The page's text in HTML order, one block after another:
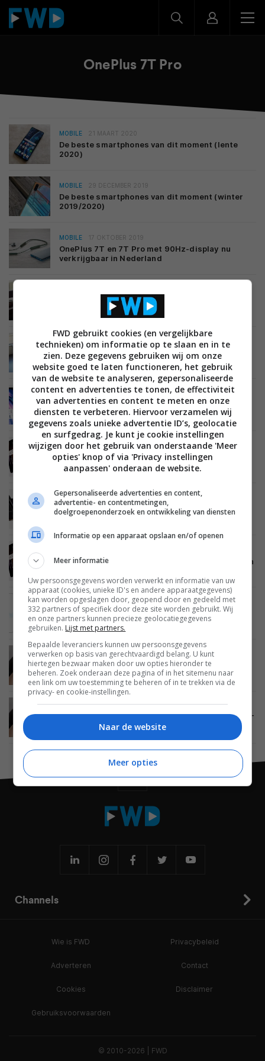
OnePlus 7T Pro
MOBILE 21 MAART 2020
De beste smartphones van dit moment (lente
2020)
MOBILE 29 DECEMBER 2019
De beste smartphones van dit moment (winter
2019/2020)
MOBILE 17 OKTOBER 2019
OnePlus 7T en 7T Pro met 90Hz-display nu
verkrijgbaar in Nederland
Review: OnePlus 7T Pro – mag er ook zeker zijn
MOBILE 10 OKTOBER 2019
OnePlus 6 en 6T krijgen later deze maand
Android 10
MOBILE 24 SEPTEMBER 2019
OnePlus bevestigt opslag- en werkgeheugen
voor OnePlus 7T en 7T Pro
MOBILE 16 SEPTEMBER 2019
‘Specificaties OnePlus 7T en OnePlus 7T Pro
gelekt’ (update)
MOBILE 07 SEPTEMBER 2019
Eerstvolgende OnePlus-telefoon wordt minder
duur
‘OnePlus 7T Pro-renders laten bekend design en
MOBILE 23 AUGUSTUS 2019
‘OnePlus 7T Pro krijgt een circulaire
cameramodule’
MOBILE 12 AUGUSTUS 2019
‘Onthulling OnePlus 7T Pro vindt plaats op 15
oktober’
MOBILE 06 AUGUSTUS 2019
Gelekte afbeeldingen tonen mogelijk OnePlus 7T
Channels
Wie is FWD Privacybeleid
Adverteren Contact
Cookies Disclaimer
Gebruiksvoorwaarden
© 2010-2026 | FWD
FWD gebruikt cookies (en vergelijkbare
technieken) om informatie op te slaan en in te
zien. Deze gegevens gebruiken wij om onze
website goed te laten functioneren, het gebruik
van de website te analyseren, gepersonaliseerde
content en advertenties te tonen, de effectiviteit
van advertenties en content te meten en onze
diensten te verbeteren. Hiervoor verzamelen wij
gegevens zoals unieke advertentie ID’s, geolocatie
en surfgedrag. Je kunt je cookie instellingen
wijzigen door het gebruik van onderstaande 'Meer
opties' knop of via 'Privacy instellingen
aanpassen' onderaan de website.
Gepersonaliseerde advertenties en content,
advertentie- en contentmetingen,
doelgroepenonderzoek en ontwikkeling van diensten
Informatie op een apparaat opslaan en/of openen
Meer informatie
Uw persoonsgegevens worden verwerkt en informatie van uw
apparaat (cookies, unieke ID's en andere apparaatgegevens)
kan worden opgeslagen door, geopend door en gedeeld met
332 partners of specifiek door deze site worden gebruikt. Wij
en onze partners kunnen precieze geolocatiegegevens
gebruiken. Lijst met partners.
Bepaalde leveranciers kunnen uw persoonsgegevens
verwerken op basis van gerechtvaardigd belang. U kunt
hiertegen bezwaar maken door uw opties hieronder te
beheren. Zoek onderaan deze pagina of in het sitemenu naar
een link om uw toestemming te beheren of in te trekken via de
privacy- en cookie-instellingen.
Naar de website
Meer opties